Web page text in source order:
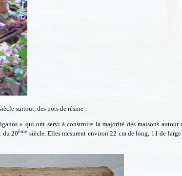
surtout, des pots de résine .
» qui ont servi à construire la majorité des maisons autour
du 20ème siècle. Elles mesurent environ22 cmde long, 11 de large